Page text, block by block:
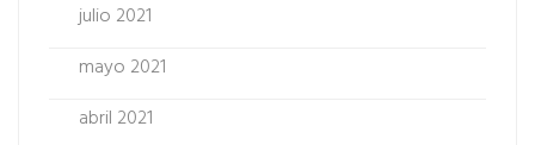
julio 2021
mayo 2021
abril 2021